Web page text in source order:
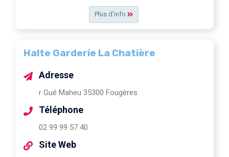
Plus d'info
Halte Garderie La Chatière
Adresse
r Gué Maheu 35300 Fougères
Téléphone
02 99 99 57 40
Site Web